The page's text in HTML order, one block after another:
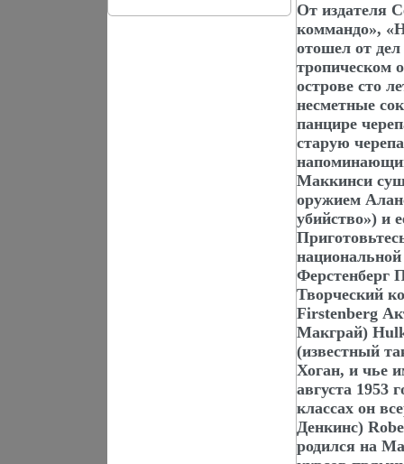
От издателя
коммандо»,
отошел от
тропическом
острове сто
несметные
панцире
старую
Маккинси
оружием
убийство») и
Фeрстенберг
Творческий
Firstenberg
Макграй)
(известный
Хоган, и чье
августа
классах он
Денкинс)
родился на